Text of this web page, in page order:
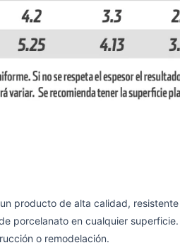
un producto de alta calidad,
porcelanato en cualquier
o remodelación.